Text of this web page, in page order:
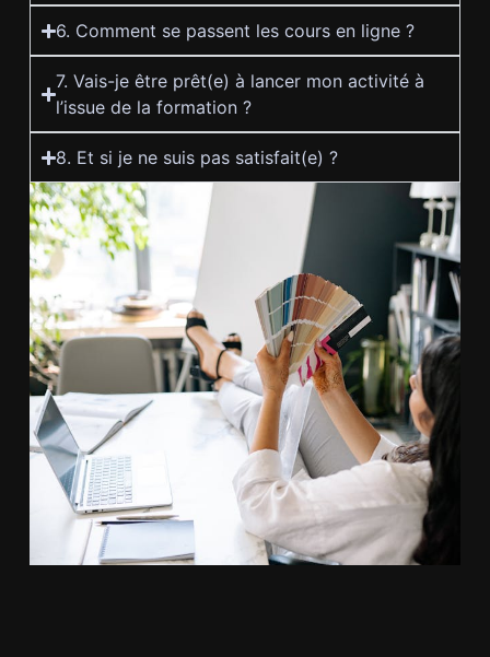
6. Comment se passent les cours en ligne ?
7. Vais-je être prêt(e) à lancer mon activité à
l’issue de la formation ?
8. Et si je ne suis pas satisfait(e) ?